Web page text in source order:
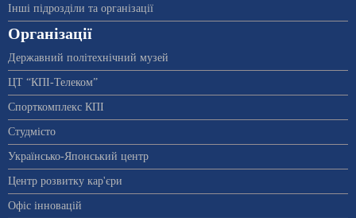
Інші підрозділи та організації
Організації
Державний політехнічний музей
ЦТ “КПІ-Телеком”
Спорткомплекс КПІ
Студмісто
Українсько-Японський центр
Центр розвитку кар'єри
Офіс інновацій